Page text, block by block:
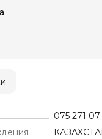
выдачи или до
075 271